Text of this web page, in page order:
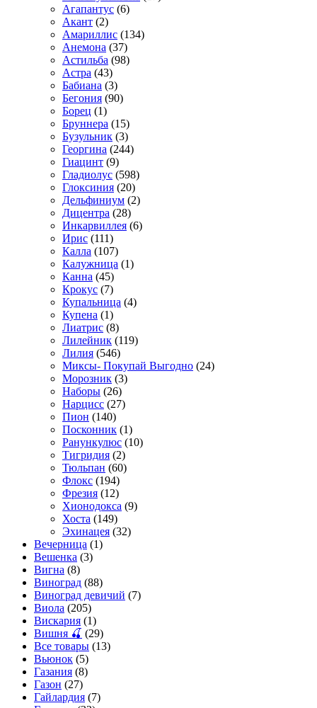
Агапантус (6)
Акант (2)
Амариллис (134)
Анемона (37)
Астильба (98)
Астра (43)
Бабиана (3)
Бегония (90)
Борец (1)
Бруннера (15)
Бузульник (3)
Георгина (244)
Гиацинт (9)
Гладиолус (598)
Глоксиния (20)
Дельфиниум (2)
Дицентра (28)
Инкарвиллея (6)
Ирис (111)
Калла (107)
Калужница (1)
Канна (45)
Крокус (7)
Купальница (4)
Купена (1)
Лиатрис (8)
Лилейник (119)
Лилия (546)
Миксы- Покупай Выгодно (24)
Морозник (3)
Наборы (26)
Нарцисс (27)
Пион (140)
Посконник (1)
Ранункулюс (10)
Тигридия (2)
Тюльпан (60)
Флокс (194)
Фрезия (12)
Хионодокса (9)
Хоста (149)
Эхинацея (32)
Вечерница (1)
Вешенка (3)
Вигна (8)
Виноград (88)
Виноград девичий (7)
Виола (205)
Вискария (1)
Вишня 🍒 (29)
Все товары (13)
Вьюнок (5)
Газания (8)
Газон (27)
Гайлардия (7)